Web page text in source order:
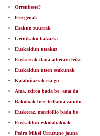
Orrenbeste?
Erregenak
Esakun zuurrak
Gernikako batzarra
Euskaldun utsakaz
Euskereak dana adierazo leike
Euskaldun utsen esakunak
Kataluñarrak eta gu
Ama, txiroa bada be, ama da
Bakotxak bere teillatua zaindu
Euskeraz, mordoillo bada be
Euskaldun eskolabakoak
Pedro Mikel Urruzuno jauna